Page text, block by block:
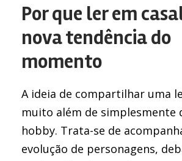
Por que ler em
nova tendência do
momento
A ideia de compartilhar uma
muito além de simplesmente
hobby. Trata-se de
evolução de personagens,